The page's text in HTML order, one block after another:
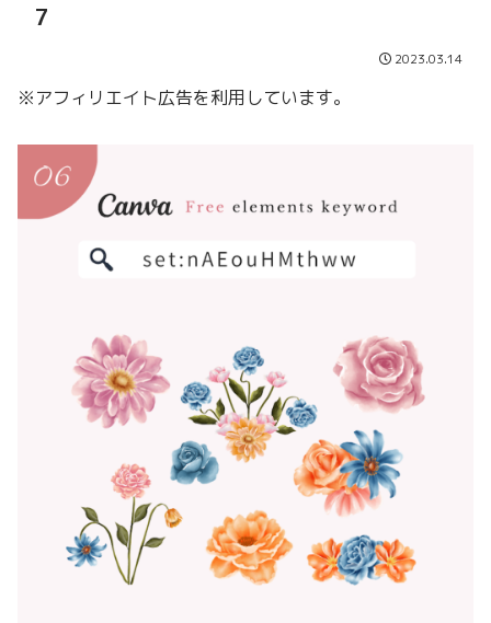
7
2023.03.14
※アフィリエイト広告を利用しています。